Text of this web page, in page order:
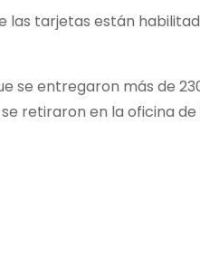
las tarjetas están
se entregaron más de
retiraron en la oficina de